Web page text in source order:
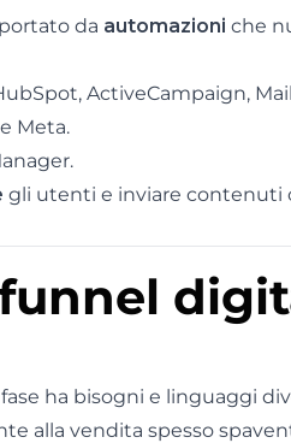
da automazioni che
ActiveCampaign,
Meta.
gli utenti e inviare contenuti
ha bisogni e linguaggi
alla vendita spesso